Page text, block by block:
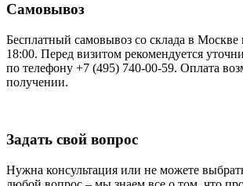
Самовывоз
Бесплатный самовывоз со склада в Москве
18:00. Перед визитом рекомендуется
по телефону +7 (495) 740-00-59. Оплата
получении.
Задать свой вопрос
Нужна консультация или не можете